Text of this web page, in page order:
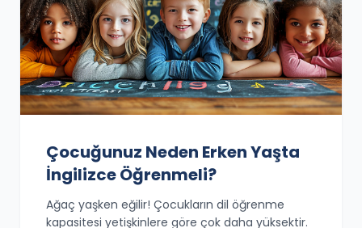
Çocuğunuz Neden Erken Yaşta
İngilizce Öğrenmeli?
Ağaç yaşken eğilir! Çocukların dil öğrenme
kapasitesi yetişkinlere göre çok daha yüksektir.